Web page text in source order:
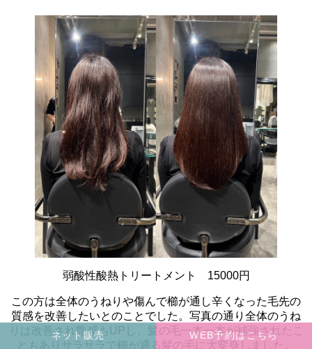
弱酸性酸熱トリートメント 15000円
この方は全体のうねりや傷んで櫛が通し辛くなった毛先の
質感を改善したいとのことでした。写真の通り全体のうね
りは改善され艶感もUPし、髪の毛一本一本が補強されたこ
ともありサラサラで櫛が通る髪の毛に大変身しました。
ネット販売 WEB予約はこちら